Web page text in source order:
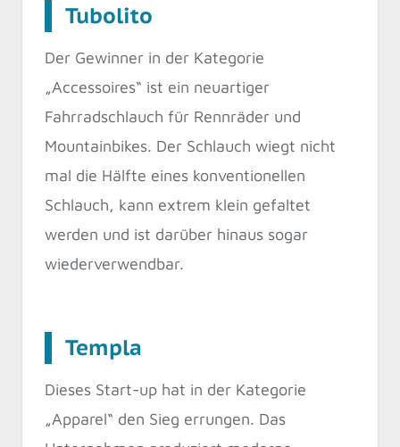
Tubolito
Der Gewinner in der Kategorie
„Accessoires“ ist ein neuartiger
Fahrradschlauch für Rennräder und
Mountainbikes. Der Schlauch wiegt nicht
mal die Hälfte eines konventionellen
Schlauch, kann extrem klein gefaltet
werden und ist darüber hinaus sogar
wiederverwendbar.
Templa
Dieses Start-up hat in der Kategorie
„Apparel“ den Sieg errungen. Das